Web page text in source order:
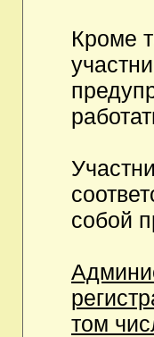
Кроме
собой
том